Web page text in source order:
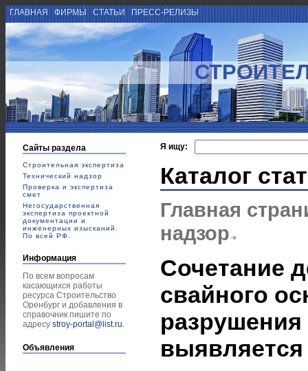
ГЛАВНАЯ ФИРМЫ СТАТЬИ ПРЕСС-РЕЛИЗЫ
Сайты раздела
Строительная экспертиза
Технический надзор
Проверка и экспертиза
смет
Негосударственная
экспертиза проектной
документации и
инженерных изысканий.
По всей РФ.
Информация
По всем вопросам
касающихся работы
ресурса Строительство
Оренбург и добавления в
справочник пишите по
адресу stroy-portal@list.ru.
Объявления
Я ищу:
Каталог
Главная
надзор
Сочетание
свайного
разрушения